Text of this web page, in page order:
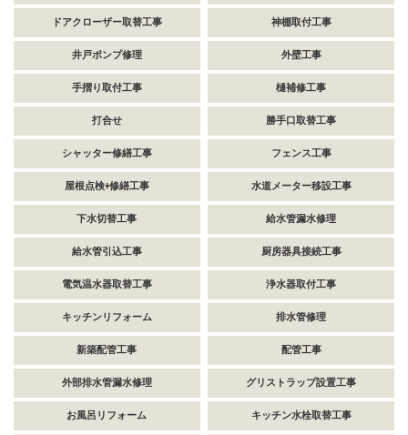
ドアクローザー取替工事 神棚取付工事
井戸ポンプ修理 外壁工事
手摺り取付工事 樋補修工事
打合せ 勝手口取替工事
シャッター修繕工事 フェンス工事
屋根点検+修繕工事 水道メーター移設工事
下水切替工事 給水管漏水修理
給水管引込工事 厨房器具接続工事
電気温水器取替工事 浄水器取付工事
キッチンリフォーム 排水管修理
新築配管工事 配管工事
外部排水管漏水修理 グリストラップ設置工事
お風呂リフォーム キッチン水栓取替工事